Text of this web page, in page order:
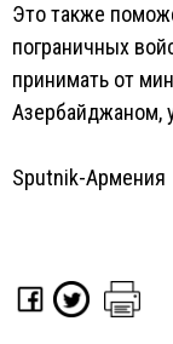
Это также
пограничных
принимать от
Азербайджаном,
Sputnik-Армения